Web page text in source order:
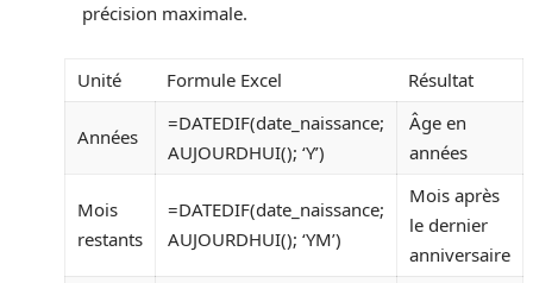
précision maximale.
Unité Formule Excel Résultat
Années
=DATEDIF(date_naissance;
AUJOURDHUI(); ‘Y’)
Âge en
années
Mois
restants
=DATEDIF(date_naissance;
AUJOURDHUI(); ‘YM’)
Mois après
le dernier
anniversaire